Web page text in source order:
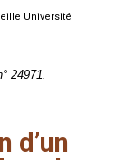
Université
24971.
d’un